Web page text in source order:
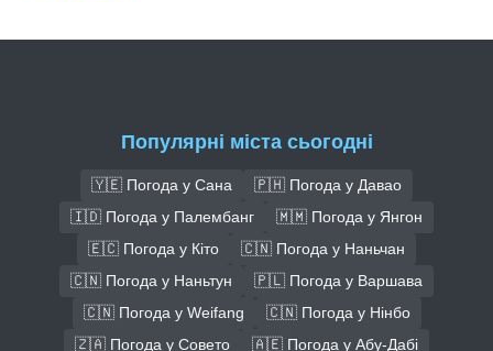
Популярні міста сьогодні
🇾🇪 Погода у Сана
🇵🇭 Погода у Давао
🇮🇩 Погода у Палембанг
🇲🇲 Погода у Янгон
🇪🇨 Погода у Кіто
🇨🇳 Погода у Наньчан
🇨🇳 Погода у Наньтун
🇵🇱 Погода у Варшава
🇨🇳 Погода у Weifang
🇨🇳 Погода у Нінбо
🇿🇦 Погода у Совето
🇦🇪 Погода у Абу-Дабі